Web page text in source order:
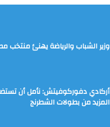
وزير الشباب والرياضة يهنئ منتخب
أركادي دفوركوفيتش: نأمل أن
المزيد من بطولات الشطرنج